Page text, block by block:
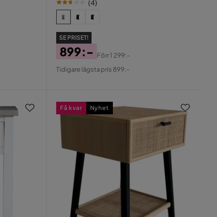
(4)
SE PRISET!
Pris
899:-
Original
Förr1 299:-
Tidigare lägsta pris 899:-
Få kvar Nyhet